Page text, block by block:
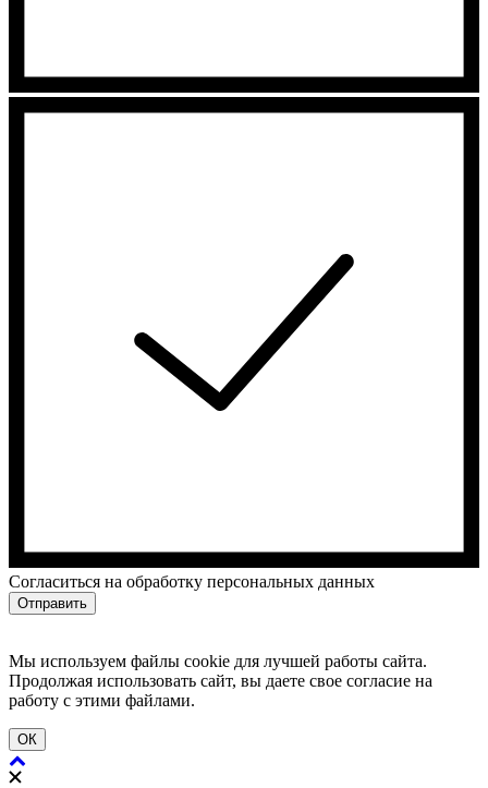
Cогласиться на обработку персональных данных
Отправить
Мы используем файлы cookie для лучшей работы сайта.
Продолжая использовать сайт, вы даете свое согласие на
работу с этими файлами.
ОК